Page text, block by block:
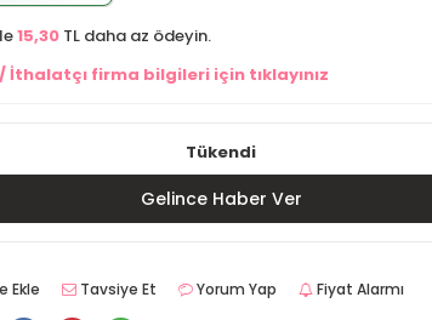
15,30 TL daha az ödeyin.
İthalatçı firma bilgileri için tıklayınız
Tükendi
Gelince Haber Ver
Ekle Tavsiye Et Yorum Yap Fiyat Alarmı